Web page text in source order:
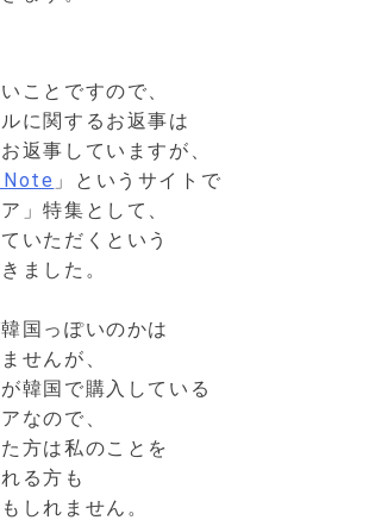
ことですので、
に関するお返事は
返事していますが、
」というサイトで
」特集として、
いただくという
ました。
国っぽいのかは
せんが、
韓国で購入している
なので、
方は私のことを
る方も
しれません。